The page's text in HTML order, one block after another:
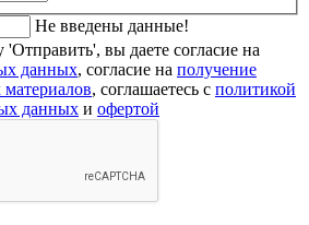
Не введены данные!
вы даете согласие на
данных, согласие на получение
, соглашаетесь c политикой
данных и офертой